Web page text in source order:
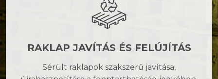
RAKLAP JAVÍTÁS ÉS FELÚJÍTÁS
Sérült raklapok szakszerű javítása,